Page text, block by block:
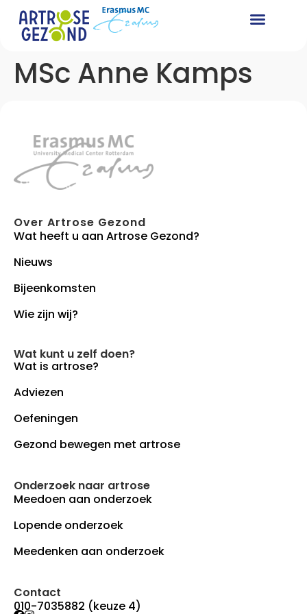
MSc Anne Kamps
Over Artrose Gezond
Wat heeft u aan Artrose Gezond?
Nieuws
Bijeenkomsten
Wie zijn wij?
Wat kunt u zelf doen?
Wat is artrose?
Adviezen
Oefeningen
Gezond bewegen met artrose
Onderzoek naar artrose
Meedoen aan onderzoek
Lopende onderzoek
Meedenken aan onderzoek
Contact
010-7035882 (keuze 4)